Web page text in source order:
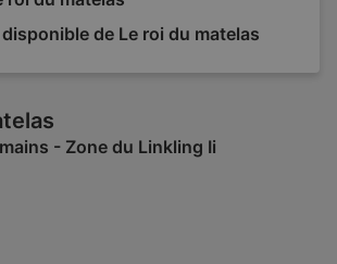
de Le roi du matelas
- Zone du Linkling Ii